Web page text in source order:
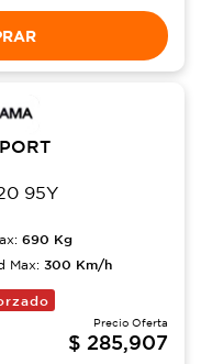
95Y
690 Kg
Max: 300 Km/h
Precio Oferta
$ 285,907